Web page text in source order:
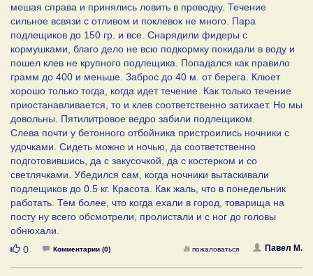
мешая справа и принялись ловить в проводку. Течение
сильное всвязи с отливом и поклевок не много. Пара
подлещиков до 150 гр. и все. Снарядили фидеры с
кормушками, благо дело не всю подкормку покидали в воду и
пошел клев не крупного подлещика. Попадался как правило
грамм до 400 и меньше. Заброс до 40 м. от берега. Клюет
хорошо только тогда, когда идет течение. Как только течение
приостанавливается, то и клев соответственно затихает. Но мы
довольны. Пятилитровое ведро забили подлещиком.
Слева почти у бетонного отбойника пристроились ночники с
удочками. Сидеть можно и ночью, да соответственно
подготовившись, да с закусочкой, да с костерком и со
светлячками. Убедился сам, когда ночники вытаскивали
подлещиков до 0.5 кг. Красота. Как жаль, что в понедельник
работать. Тем более, что когда ехали в город, товарища на
посту ну всего обсмотрели, пролистали и с ног до головы
обнюхали.
Нравится
0 Комментарии (0) Павел М.
пожаловаться